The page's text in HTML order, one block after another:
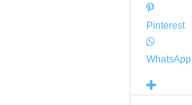
Pinterest
WhatsApp